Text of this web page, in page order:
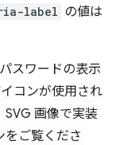
label の値は
スワードの表示
コンが使用され
画像で実装
をご覧くださ